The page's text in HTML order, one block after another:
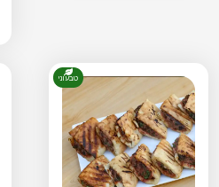
טבעוני